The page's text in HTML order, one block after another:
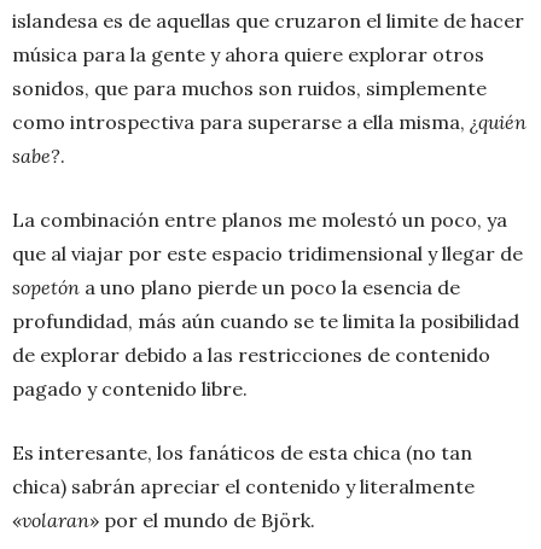
islandesa es de aquellas que cruzaron el limite de hacer
música para la gente y ahora quiere explorar otros
sonidos, que para muchos son ruidos, simplemente
como introspectiva para superarse a ella misma, ¿quién
sabe?.
La combinación entre planos me molestó un poco, ya
que al viajar por este espacio tridimensional y llegar de
sopetón a uno plano pierde un poco la esencia de
profundidad, más aún cuando se te limita la posibilidad
de explorar debido a las restricciones de contenido
pagado y contenido libre.
Es interesante, los fanáticos de esta chica (no tan
chica) sabrán apreciar el contenido y literalmente
«volaran» por el mundo de Björk.